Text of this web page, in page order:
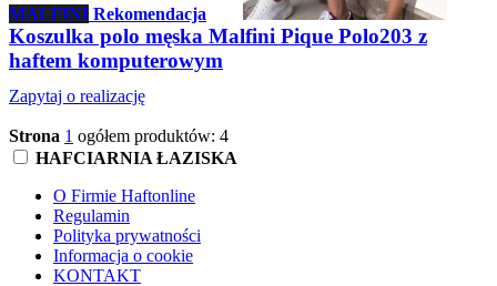
MALFINI Rekomendacja
Koszulka polo męska Malfini Pique Polo203 z
haftem komputerowym
Zapytaj o realizację
Strona 1 ogółem produktów: 4
HAFCIARNIA ŁAZISKA
O Firmie Haftonline
Regulamin
Polityka prywatności
Informacja o cookie
KONTAKT